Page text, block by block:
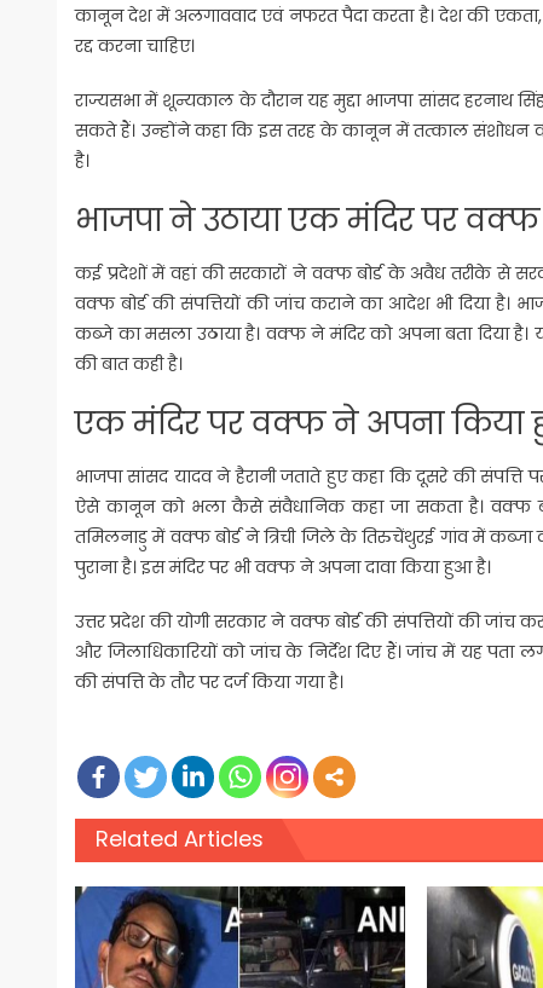
कानून देश में अलगाववाद एवं नफरत पैदा करता है। देश की एकता,
रद्द करना चाहिए।
राज्यसभा में शून्यकाल के दौरान यह मुद्दा भाजपा सांसद हरनाथ
सकते हैं। उन्होंने कहा कि इस तरह के कानून में तत्काल संशोधन
है।
भाजपा ने उठाया एक मंदिर पर वक्फ
कई प्रदेशों में वहां की सरकारों ने वक्फ बोर्ड के अवैध तरीके से
वक्फ बोर्ड की संपत्तियों की जांच कराने का आदेश भी दिया है।
कब्जे का मसला उठाया है। वक्फ ने मंदिर को अपना बता दिया
की बात कही है।
एक मंदिर पर वक्फ ने अपना किया
भाजपा सांसद यादव ने हैरानी जताते हुए कहा कि दूसरे की
ऐसे कानून को भला कैसे संवैधानिक कहा जा सकता है। वक्फ
तमिलनाडु में वक्फ बोर्ड ने त्रिची जिले के तिरुचेंथुरई गांव में कब्जा
पुराना है। इस मंदिर पर भी वक्फ ने अपना दावा किया हुआ है।
उत्तर प्रदेश की योगी सरकार ने वक्फ बोर्ड की संपत्तियों की
और जिलाधिकारियों को जांच के निर्देश दिए हैं। जांच में यह पता
की संपत्ति के तौर पर दर्ज किया गया है।
Related Articles